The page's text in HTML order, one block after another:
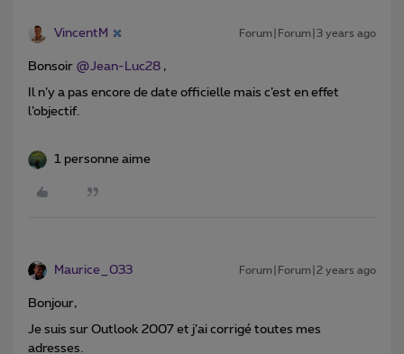
VincentM Forum|Forum|3 years ago
Bonsoir @Jean-Luc28 ,
Il n’y a pas encore de date officielle mais c’est en effet
l’objectif.
1 personne aime
Maurice_033 Forum|Forum|2 years ago
Bonjour,
Je suis sur Outlook 2007 et j’ai corrigé toutes mes
adresses.